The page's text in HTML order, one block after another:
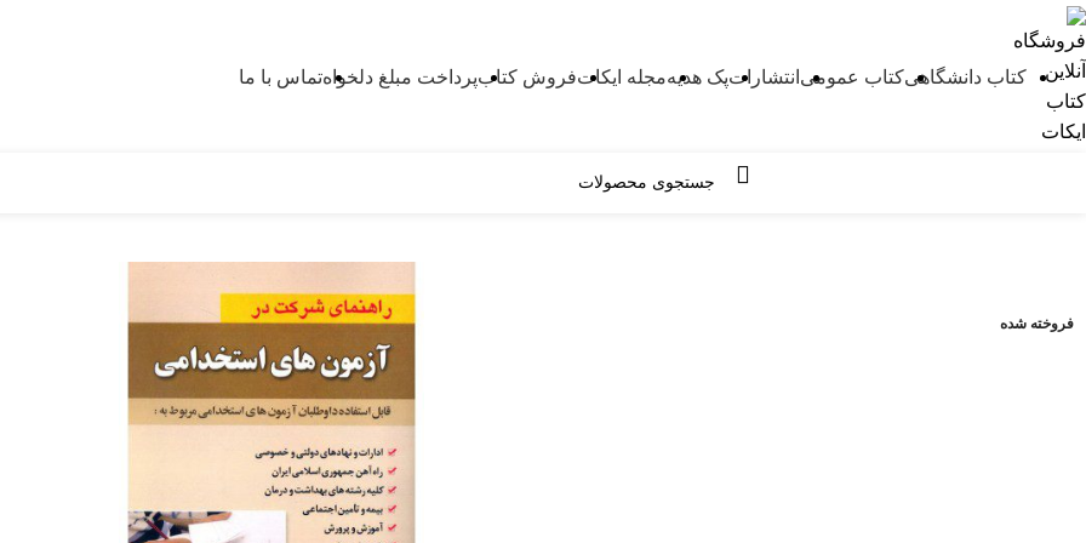
کتاب دانشگاهیکتاب عمومی انتشاراتپک هدیهمجله ایکاتفروش کتابپرداخت مبلغ دلخواهتماس با ما
فروخته شده